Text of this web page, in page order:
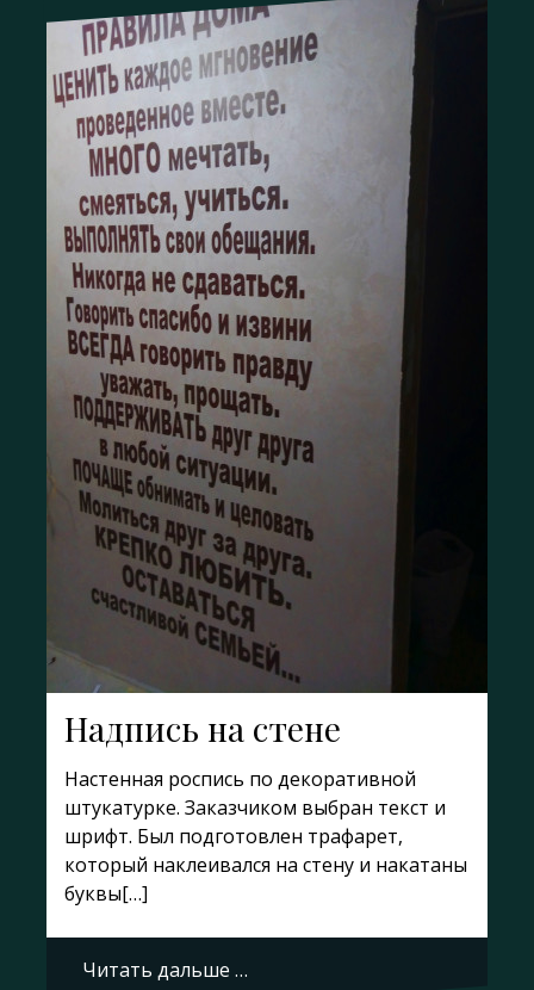
Надпись на стене
Настенная роспись по декоративной
штукатурке. Заказчиком выбран текст и
шрифт. Был подготовлен трафарет,
который наклеивался на стену и накатаны
буквы[…]
Читать дальше …